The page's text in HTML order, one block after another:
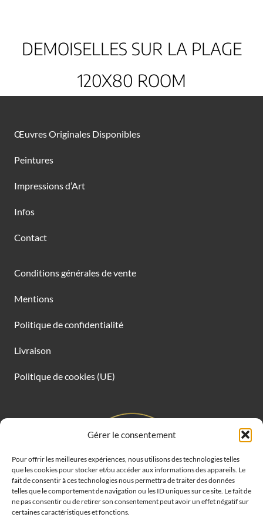
Gérer le consentement
Pour offrir les meilleures expériences, nous utilisons des technologies telles
que les cookies pour stocker et/ou accéder aux informations des appareils. Le
fait de consentir à ces technologies nous permettra de traiter des données
telles que le comportement de navigation ou les ID uniques sur ce site. Le fait de
ne pas consentir ou de retirer son consentement peut avoir un effet négatif sur
certaines caractéristiques et fonctions.
DEMOISELLES SUR LA PLAGE
120X80 ROOM
Œuvres Originales Disponibles
Peintures
Impressions d’Art
Infos
Contact
Conditions générales de vente
Mentions
Politique de confidentialité
Livraison
Politique de cookies (UE)